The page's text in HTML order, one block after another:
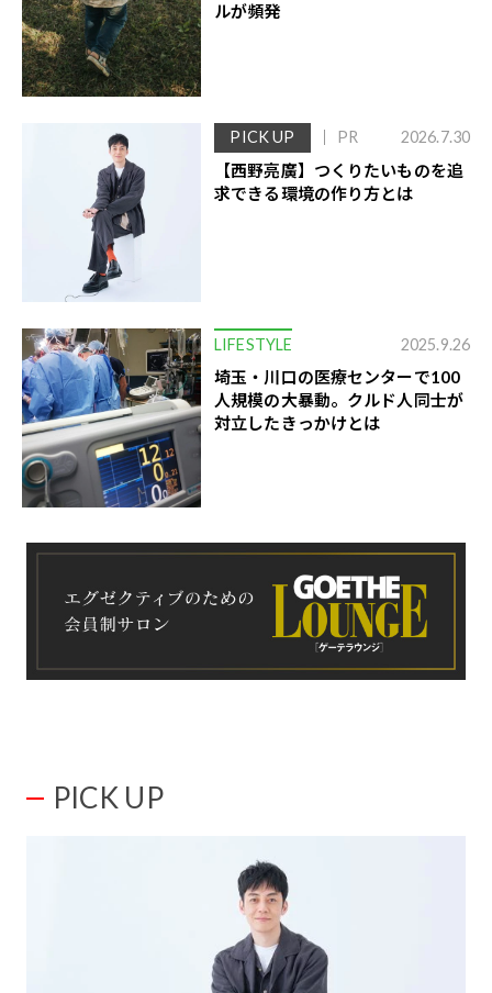
ルが頻発
PICK UP PR 2026.7.30
【西野亮廣】つくりたいものを追
求できる環境の作り方とは
LIFESTYLE 2025.9.26
埼玉・川口の医療センターで100
人規模の大暴動。クルド人同士が
対立したきっかけとは
PICK UP